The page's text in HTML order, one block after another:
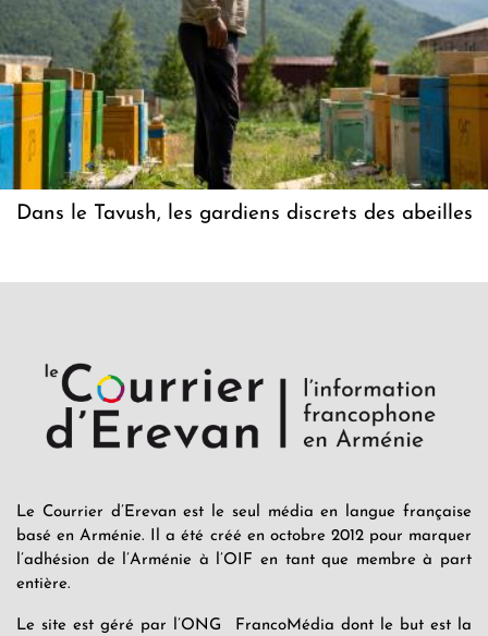
Dans le Tavush, les gardiens discrets des abeilles
Le Courrier d’Erevan est le seul média en langue française
basé en Arménie. Il a été créé en octobre 2012 pour marquer
l’adhésion de l’Arménie à l’OIF en tant que membre à part
entière.
Le site est géré par l’ONG FrancoMédia dont le but est la